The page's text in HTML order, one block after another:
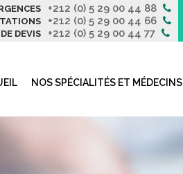
+212 (0) 5 29 00 44 88
+212 (0) 5 29 00 44 66
DEVIS +212 (0) 5 29 00 44 77
NOS SPÉCIALITÉS ET MÉDECINS